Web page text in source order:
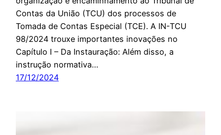
Contas da União (TCU) dos processos de
Tomada de Contas Especial (TCE). A IN-TCU
98/2024 trouxe importantes inovações no
Capítulo I – Da Instauração: Além disso, a
instrução normativa…
17/12/2024